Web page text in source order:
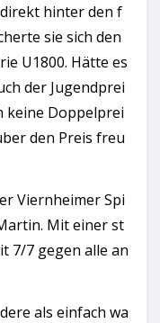
hinter den f
sie sich den
U1800. Hätte es
der Jugendprei
keine Doppelprei
den Preis freu
Viernheimer Spi
Mit einer st
7/7 gegen alle an
als einfach wa